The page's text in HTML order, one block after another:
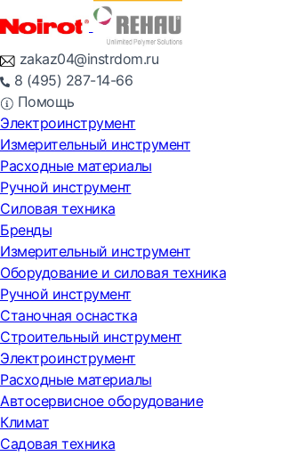
zakaz04@instrdom.ru
8 (495) 287-14-66
Помощь
Электроинструмент
Измерительный инструмент
Расходные материалы
Ручной инструмент
Силовая техника
Бренды
Измерительный инструмент
Оборудование и силовая техника
Ручной инструмент
Станочная оснастка
Строительный инструмент
Электроинструмент
Расходные материалы
Автосервисное оборудование
Климат
Садовая техника